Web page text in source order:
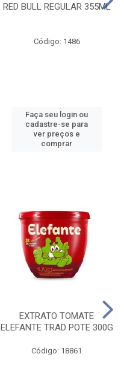
RED BULL REGULAR 355ML
Código: 1486
Faça seu login ou
cadastre-se para
ver preços e
comprar
EXTRATO TOMATE
ELEFANTE TRAD POTE 300G
Código: 18861